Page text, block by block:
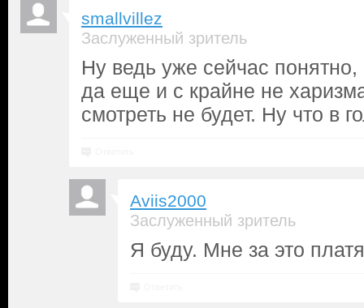
smallvillez
Заслуженный зритель
Ну ведь уже сейчас понятно,
да еще и с крайне не
смотреть не будет. Ну что в
Aviis2000
Заслуженный зритель
Я буду. Мне за это